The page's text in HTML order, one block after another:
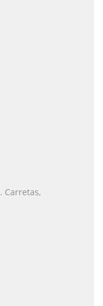
Carretas,